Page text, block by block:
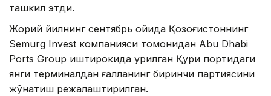
ташкил этди.
Жорий йилнинг сентябрь ойида Қозоғистоннинг
Semurg Invest компанияси томонидан Abu Dhabi
Ports Group иштирокида қурилган Қуриқ портидаги
янги терминалдан ғалланинг биринчи партиясини
жўнатиш режалаштирилган.